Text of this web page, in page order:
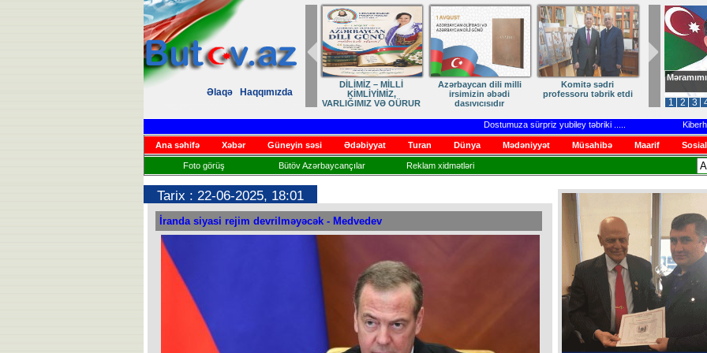
Əlaqə
Haqqımızda
1 2 3
Zəfərdən Qayıdışa –
Həsrətin Sonu Yaxındır
ANA DİLİMİZ – MİLLİ
KİMLİYİMİZDİR
KİMLİYİMİZ,
Azərbaycan dili milli
irsimizin əbədi
daşıyıcısıdır
Komitə sədri
professoru təbrik etdi
Dostumuza sürpriz yubiley təbriki.....
Ana səhifə Xəbər Güneyin səsi Ədəbiyyat Turan Dünya Mədəniyyət Müsahibə Maarif
Foto görüş Bütöv Azərbaycançılar Reklam xidmətləri
Tarix : 22-06-2025, 18:01
İranda siyasi rejim devrilməyəcək - Medvedev